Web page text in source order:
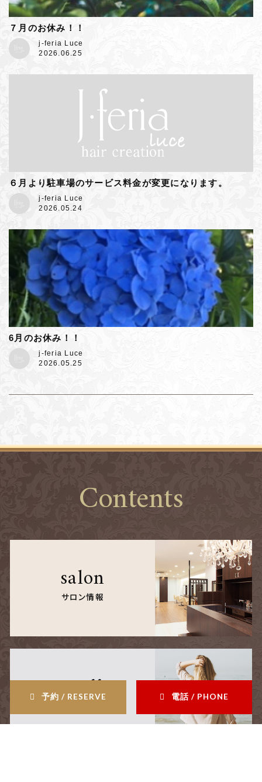
予約 / RESERVE 電話 / PHONE
７月のお休み！！
j-feria Luce
2026.06.25
６月より駐車場のサービス料金が変更になります。
j-feria Luce
2026.05.24
6月のお休み！！
j-feria Luce
2026.05.25
Contents
salon
サロン情報
staff